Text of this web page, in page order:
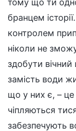
бранцем
контролем
ніколи не
здобути
замість води
що у них є, –
чіпляються
забезпечують